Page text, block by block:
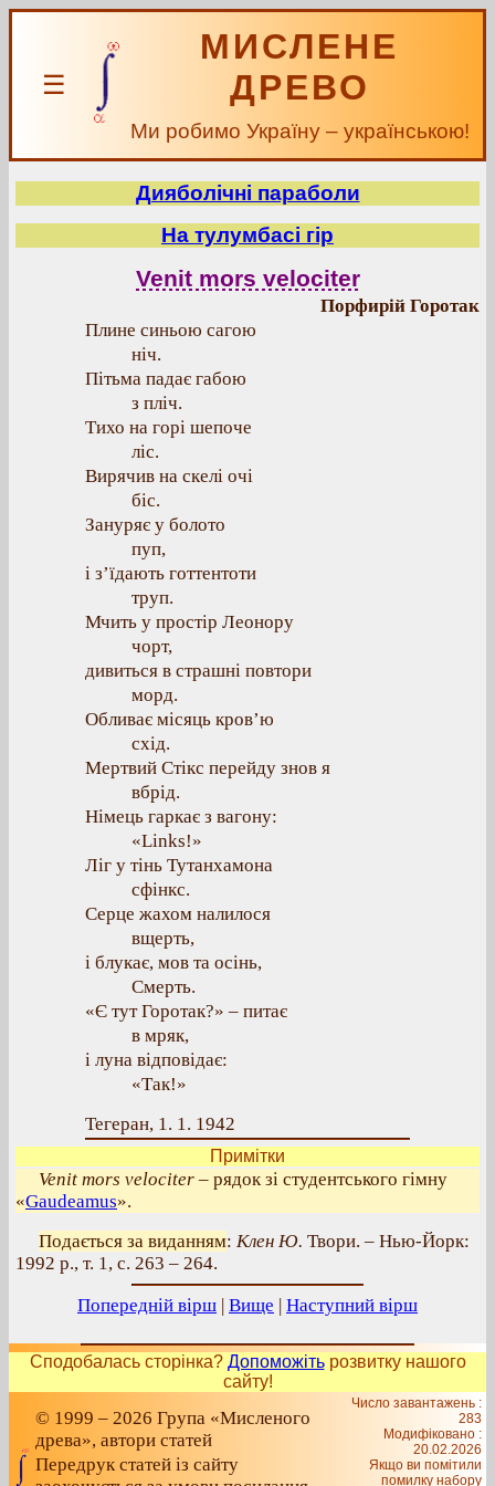
☰
МИСЛЕНЕ
ДРЕВО
Ми робимо Україну – українською!
Дияболічні параболи
На тулумбасі гір
Venit mors velociter
Порфирій Горотак
Плине синьою сагою
ніч.
Пітьма падає габою
з пліч.
Тихо на горі шепоче
ліс.
Вирячив на скелі очі
біс.
Зануряє у болото
пуп,
і з’їдають готтентоти
труп.
Мчить у простір Леонору
чорт,
дивиться в страшні повтори
морд.
Обливає місяць кров’ю
схід.
Мертвий Стікс перейду знов я
вбрід.
Німець гаркає з вагону:
«Links!»
Ліг у тінь Тутанхамона
сфінкс.
Серце жахом налилося
вщерть,
і блукає, мов та осінь,
Смерть.
«Є тут Горотак?» – питає
в мряк,
і луна відповідає:
«Так!»
Тегеран, 1. 1. 1942
Примітки
Venit mors velociter – рядок зі студентського гімну
«Gaudeamus».
Подається за виданням: Клен Ю. Твори. – Нью-Йорк:
1992 р., т. 1, с. 263 – 264.
Попередній вірш | Вище | Наступний вірш
Сподобалась сторінка? Допоможітьрозвитку нашого
сайту!
© 1999 – 2026 Група «Мисленого
древа», автори статей
Передрук статей із сайту
Число завантажень :
283
Модифіковано :
20.02.2026
Якщо ви помітили
помилку набору